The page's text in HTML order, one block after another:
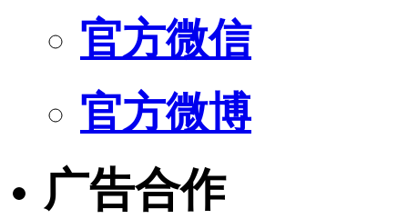
官方微信
官方微博
广告合作